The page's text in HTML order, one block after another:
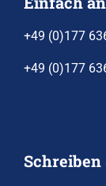
+49 (0)177
+49 (0)177
Schreiben